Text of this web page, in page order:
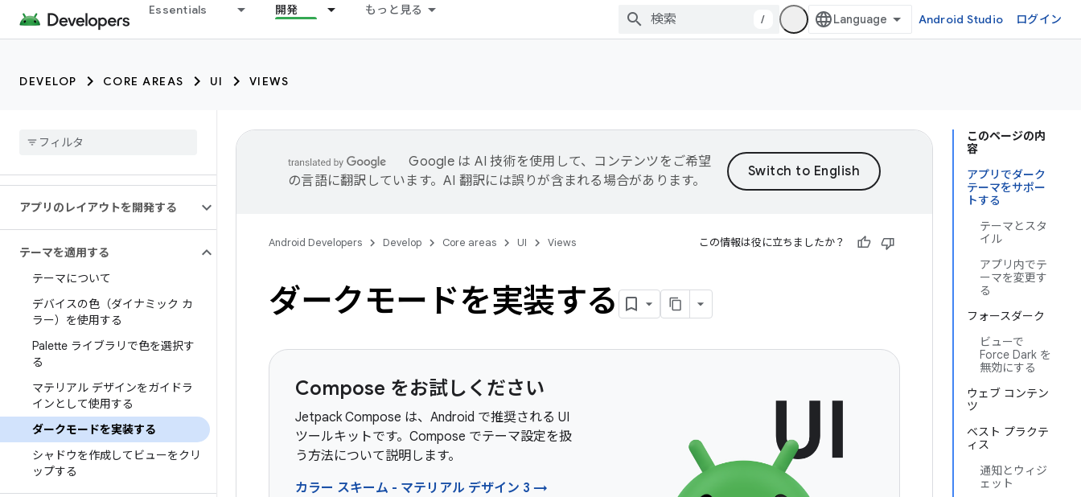
Essentials 開発 もっと見る
/ Android Studio ログイン
DEVELOP CORE AREAS UI VIEWS
アプリのレイアウトを開発する
テーマを適用する
テーマについて
デバイスの色（ダイナミック カ
ラー）を使用する
Palette ライブラリで色を選択す
る
マテリアル デザインをガイドラ
インとして使用する
ダークモードを実装する
シャドウを作成してビューをクリ
ップする
このページの内
容
アプリでダーク
テーマをサポー
トする
テーマとスタ
イル
アプリ内でテ
ーマを変更す
る
フォースダーク
ビューで
Force Dark を
無効にする
ウェブ コンテン
ツ
ベスト プラクテ
ィス
通知とウィジ
ェット
Google は AI 技術を使用して、コンテンツをご希望
の言語に翻訳しています。AI 翻訳には誤りが含まれる場合があります。
Android Developers Develop Core areas UI Views この情報は役に立ちましたか？
ダークモードを実装する
Compose をお試しください
Jetpack Compose は、Android で推奨される UI
ツールキットです。Compose でテーマ設定を扱
う方法について説明します。
カラー スキーム - マテリアル デザイン 3 →